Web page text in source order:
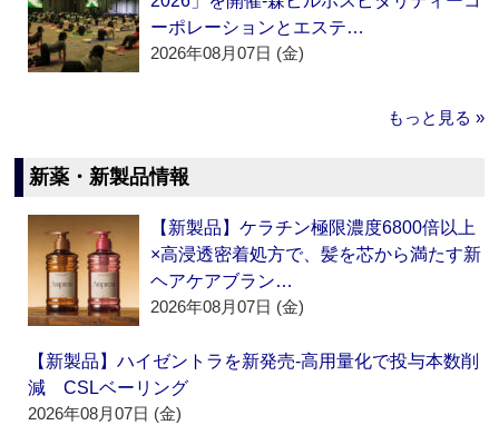
ーポレーションとエステ…
2026年08月07日 (金)
もっと見る »
新薬・新製品情報
【新製品】ケラチン極限濃度6800倍以上
×高浸透密着処方で、髪を芯から満たす新
ヘアケアブラン…
2026年08月07日 (金)
【新製品】ハイゼントラを新発売‐高用量化で投与本数削
減 CSLベーリング
2026年08月07日 (金)